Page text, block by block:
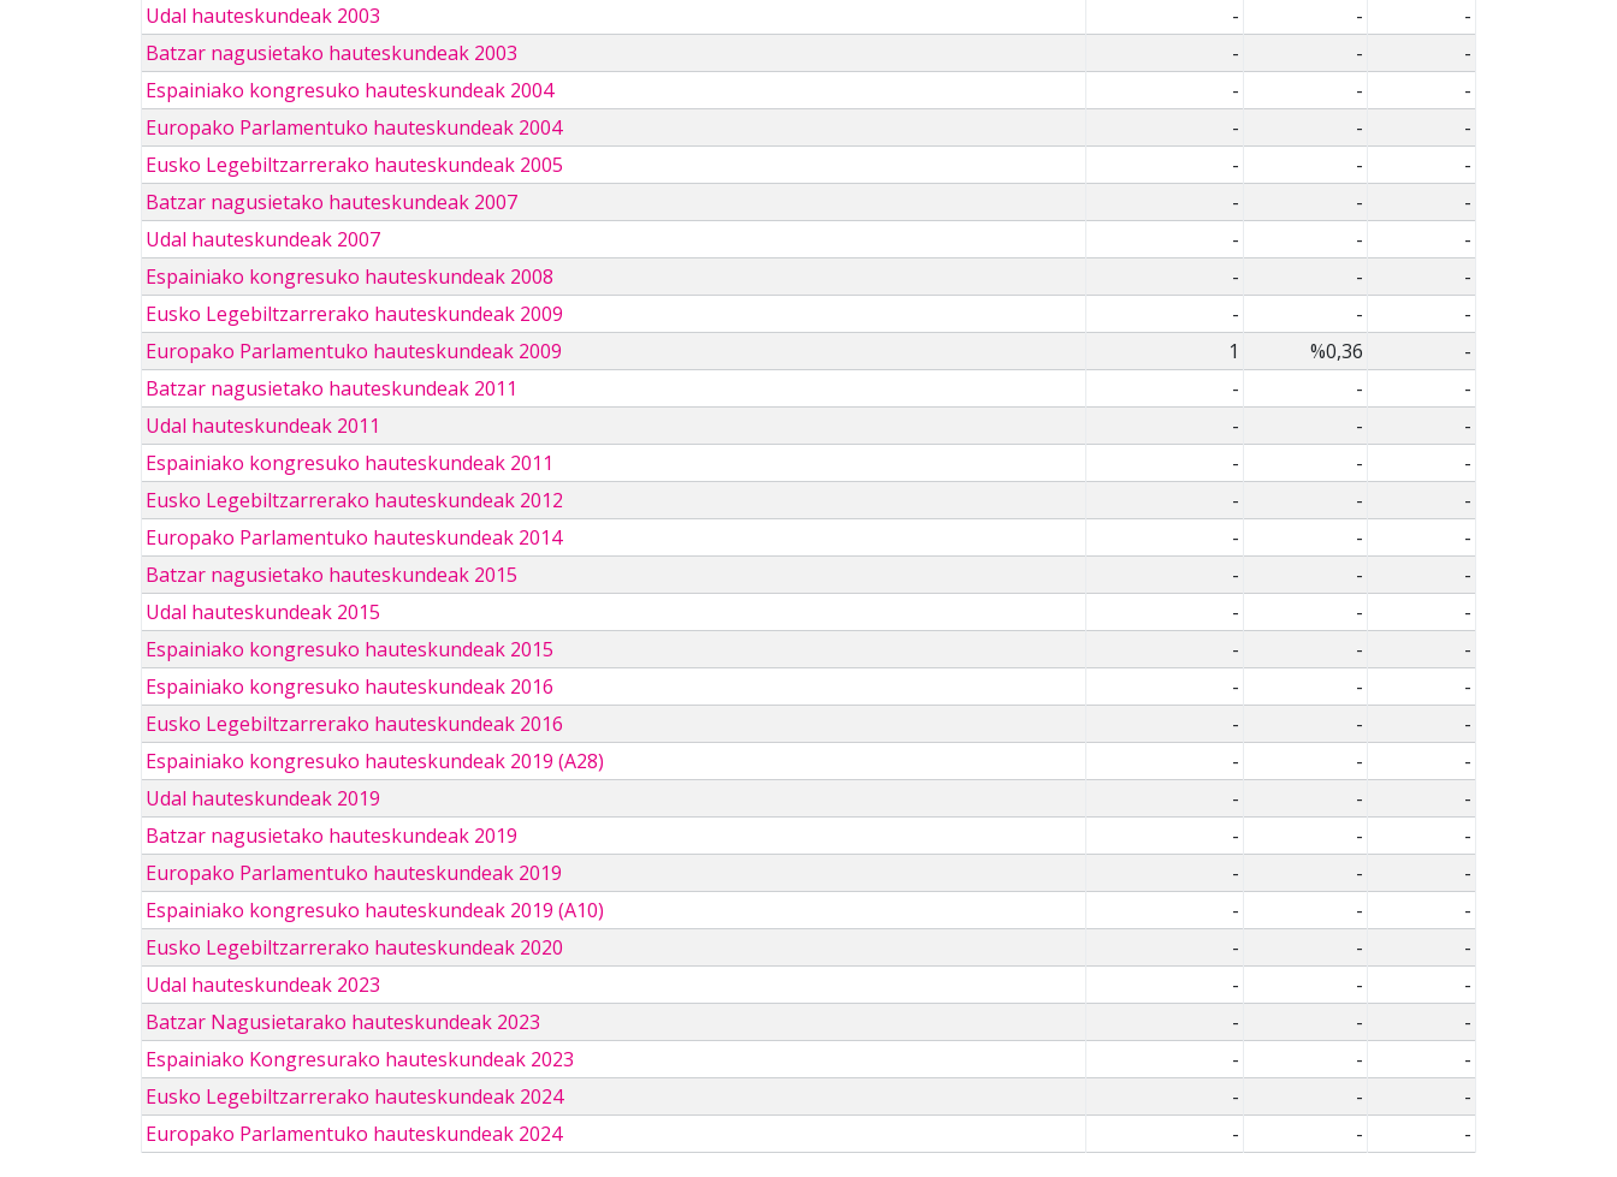
Udal hauteskundeak 2003
- -
-
Batzar nagusietako hauteskundeak 2003
- -
-
Espainiako kongresuko hauteskundeak 2004
- -
-
Europako Parlamentuko hauteskundeak 2004
- -
-
Eusko Legebiltzarrerako hauteskundeak 2005
- -
-
Batzar nagusietako hauteskundeak 2007
- -
-
Udal hauteskundeak 2007
- -
-
Espainiako kongresuko hauteskundeak 2008
- -
-
Eusko Legebiltzarrerako hauteskundeak 2009
- -
-
Europako Parlamentuko hauteskundeak 2009
1 %0,36
-
Batzar nagusietako hauteskundeak 2011
- -
-
Udal hauteskundeak 2011
- -
-
Espainiako kongresuko hauteskundeak 2011
- -
-
Eusko Legebiltzarrerako hauteskundeak 2012
- -
-
Europako Parlamentuko hauteskundeak 2014
- -
-
Batzar nagusietako hauteskundeak 2015
- -
-
Udal hauteskundeak 2015
- -
-
Espainiako kongresuko hauteskundeak 2015
- -
-
Espainiako kongresuko hauteskundeak 2016
- -
-
Eusko Legebiltzarrerako hauteskundeak 2016
- -
-
Espainiako kongresuko hauteskundeak 2019 (A28)
- -
-
Udal hauteskundeak 2019
- -
-
Batzar nagusietako hauteskundeak 2019
- -
-
Europako Parlamentuko hauteskundeak 2019
- -
-
Espainiako kongresuko hauteskundeak 2019 (A10)
- -
-
Eusko Legebiltzarrerako hauteskundeak 2020
- -
-
Udal hauteskundeak 2023
- -
-
Batzar Nagusietarako hauteskundeak 2023
- -
-
Espainiako Kongresurako hauteskundeak 2023
- -
-
Eusko Legebiltzarrerako hauteskundeak 2024
- -
-
Europako Parlamentuko hauteskundeak 2024
- - -